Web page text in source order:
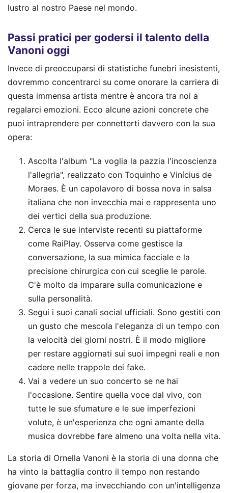
lustro al nostro Paese nel mondo.
Passi pratici per godersi il talento della
Vanoni oggi
Invece di preoccuparsi di statistiche funebri inesistenti,
dovremmo concentrarci su come onorare la carriera di
questa immensa artista mentre è ancora tra noi a
regalarci emozioni. Ecco alcune azioni concrete che
puoi intraprendere per connetterti davvero con la sua
opera:
Ascolta l'album "La voglia la pazzia l'incoscienza
l'allegria", realizzato con Toquinho e Vinícius de
Moraes. È un capolavoro di bossa nova in salsa
italiana che non invecchia mai e rappresenta uno
dei vertici della sua produzione.
Cerca le sue interviste recenti su piattaforme
come RaiPlay. Osserva come gestisce la
conversazione, la sua mimica facciale e la
precisione chirurgica con cui sceglie le parole.
C'è molto da imparare sulla comunicazione e
sulla personalità.
Segui i suoi canali social ufficiali. Sono gestiti con
un gusto che mescola l'eleganza di un tempo con
la velocità dei giorni nostri. È il modo migliore
per restare aggiornati sui suoi impegni reali e non
cadere nelle trappole dei fake.
Vai a vedere un suo concerto se ne hai
l'occasione. Sentire quella voce dal vivo, con
tutte le sue sfumature e le sue imperfezioni
volute, è un'esperienza che ogni amante della
musica dovrebbe fare almeno una volta nella vita.
La storia di Ornella Vanoni è la storia di una donna che
ha vinto la battaglia contro il tempo non restando
giovane per forza, ma invecchiando con un'intelligenza